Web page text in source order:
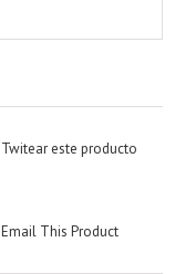
Twitear este producto
Email This Product